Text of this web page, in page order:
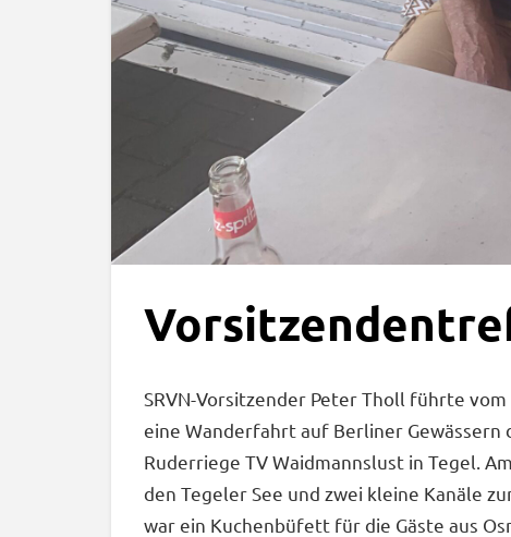
SRVN-Vorsitzender Peter Tholl führte
eine Wanderfahrt auf Berliner Gewässern
Ruderriege TV Waidmannslust in Tegel.
den Tegeler See und zwei kleine Kanäle
war ein Kuchenbüfett für die Gäste aus